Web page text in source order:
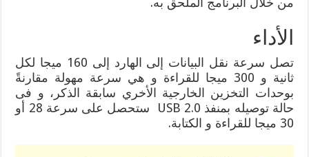
الأداء
تصل سرعة نقل البيانات إلى الهارد إلى 160 ميجا لكل
ثانية و 300 ميجا للقراءة و هي سرعة مهولة مقارنةً
بوحدات التخزين الخارجية الأخري سابقة الذكر، و فى
حالة توصيله بمنفذ USB 2.0 ستحصل على سرعة 28 أو
30 ميجا للقراءة و الكتابة.